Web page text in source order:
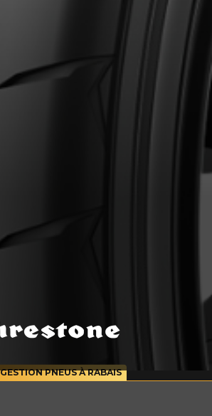
PNEUS À RABAIS
INDY 500 V2